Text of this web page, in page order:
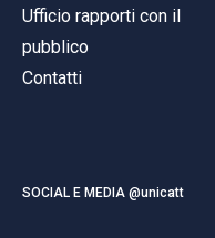
Ufficio rapporti con il
pubblico
Contatti
SOCIAL E MEDIA @unicatt